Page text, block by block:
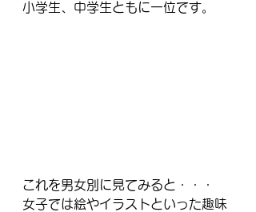
小学生、中学生ともに一位です。
これを男女別に見てみると・・・
女子では絵やイラストといった趣味